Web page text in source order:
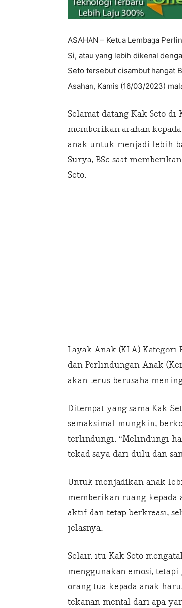
ASAHAN – Ketua Lembaga
Si, atau yang lebih dikenal
Seto tersebut disambut hangat
Asahan, Kamis (16/03/2023)
Selamat datang Kak Seto di
memberikan arahan
anak untuk menjadi lebih
Surya, BSc saat
Seto.
Layak Anak (KLA) Kategori
dan Perlindungan Anak
akan terus berusaha
Ditempat yang sama Kak
semaksimal mungkin,
terlindungi. “Melindungi
tekad saya dari dulu dan
Untuk menjadikan anak
memberikan ruang kepada
aktif dan tetap berkreasi,
jelasnya.
Selain itu Kak Seto
menggunakan emosi,
orang tua kepada anak
tekanan mental dari apa